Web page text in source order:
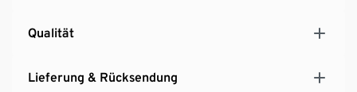
Qualität
Lieferung & Rücksendung